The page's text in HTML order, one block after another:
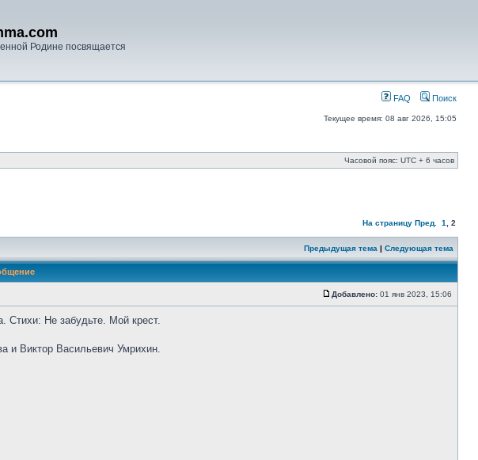
Родине посвящается
FAQ Поиск
Текущее время: 08 авг 2026, 15:05
Часовой пояс: UTC + 6 часов
На страницу Пред. 1 2
Предыдущая тема | Следующая тема
Добавлено: 01 янв 2023, 15:06
Стихи: Не забудьте. Мой крест.
и Виктор Васильевич Умрихин.